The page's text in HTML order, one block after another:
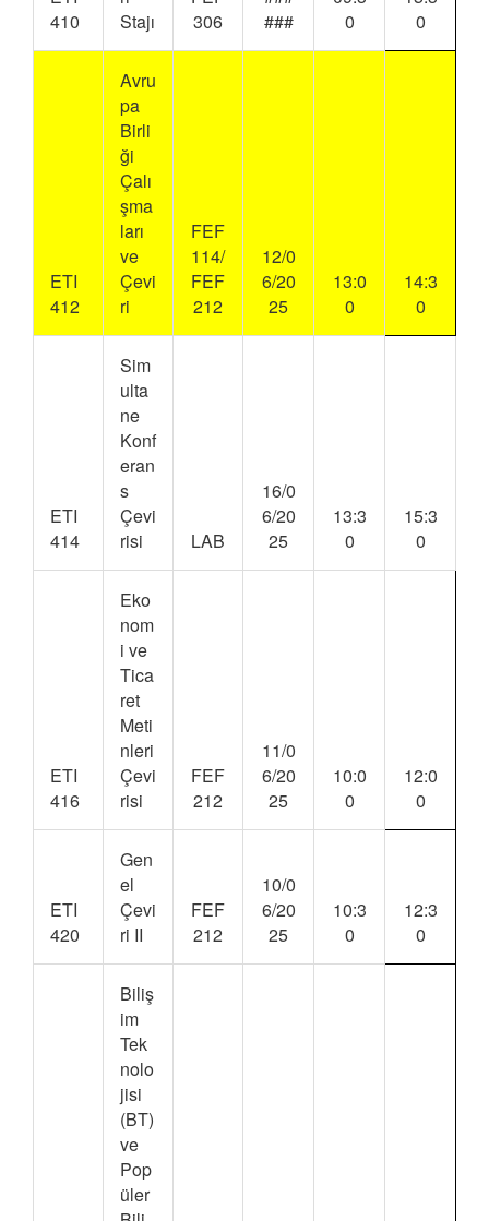
410
Stajı
306
###
0
0
ETI
412
Avru
pa
Birli
ği
Çalı
şma
ları
ve
Çevi
ri
FEF
114/
FEF
212
12/0
6/20
25
13:0
0
14:3
0
ETI
414
Sim
ulta
ne
Konf
eran
s
Çevi
risi
LAB
16/0
6/20
25
13:3
0
15:3
0
ETI
416
Eko
nom
i ve
Tica
ret
Meti
nleri
Çevi
risi
FEF
212
11/0
6/20
25
10:0
0
12:0
0
ETI
420
Gen
el
Çevi
ri II
FEF
212
10/0
6/20
25
10:3
0
12:3
0
Biliş
im
Tek
nolo
jisi
(BT)
ve
Pop
üler